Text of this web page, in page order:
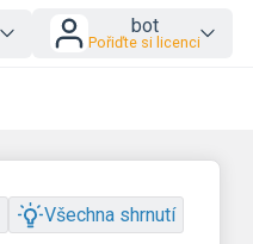
bot
Pořiďte si licenci
Všechna shrnutí